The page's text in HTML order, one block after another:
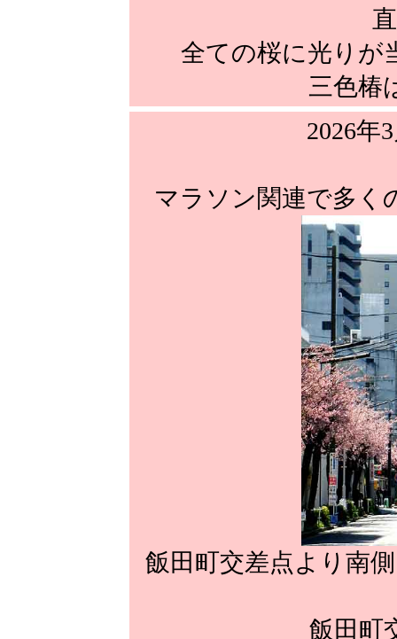
全ての桜に光りが
三色椿
2026年
マラソン関連で多く
飯田町交差点より南
飯田町